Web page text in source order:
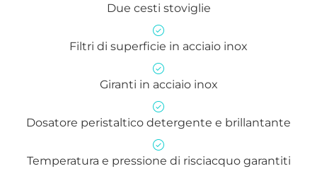
Due cesti stoviglie
Filtri di superficie in acciaio inox
Giranti in acciaio inox
Dosatore peristaltico detergente e brillantante
Temperatura e pressione di risciacquo garantiti